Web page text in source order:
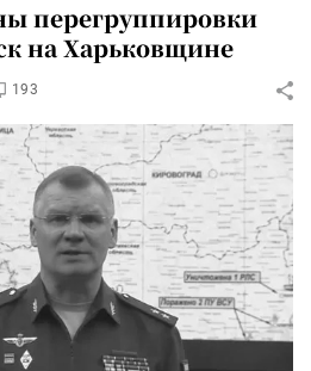
перегруппировки
на Харьковщине
193